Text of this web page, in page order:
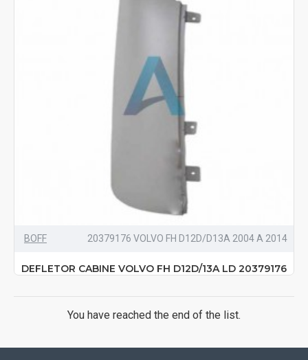
BOFF 20379176 VOLVO FH D12D/D13A 2004 A 2014
DEFLETOR CABINE VOLVO FH D12D/13A LD 20379176
You have reached the end of the list.